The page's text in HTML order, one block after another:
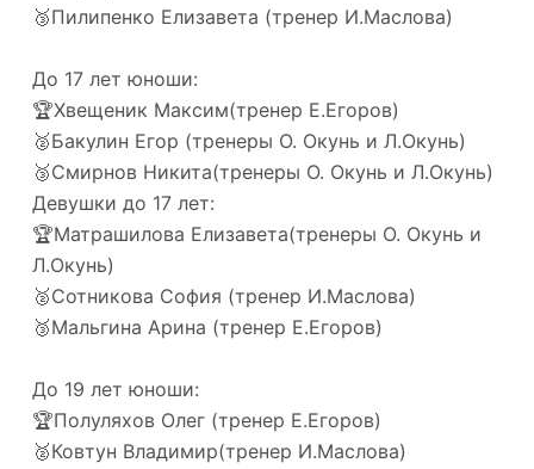
🥉Пилипенко Елизавета (тренер И.Маслова)
До 17 лет юноши:
🏆Хвещеник Максим(тренер Е.Егоров)
🥈Бакулин Егор (тренеры О. Окунь и Л.Окунь)
🥉Смирнов Никита(тренеры О. Окунь и Л.Окунь)
Девушки до 17 лет:
🏆Матрашилова Елизавета(тренеры О. Окунь и
Л.Окунь)
🥈Сотникова София (тренер И.Маслова)
🥉Мальгина Арина (тренер Е.Егоров)
До 19 лет юноши:
🏆Полуляхов Олег (тренер Е.Егоров)
🥈Ковтун Владимир(тренер И.Маслова)